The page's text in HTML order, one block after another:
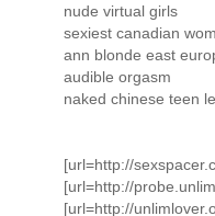
nude virtual girls
sexiest canadian
ann blonde east
audible orgasm
naked chinese teen
[url=http://
[url=http://
[url=http://